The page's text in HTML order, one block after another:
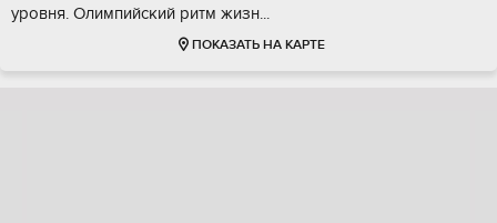
урoвня. Oлимпийский pитм жизн...
ПОКАЗАТЬ НА КАРТЕ